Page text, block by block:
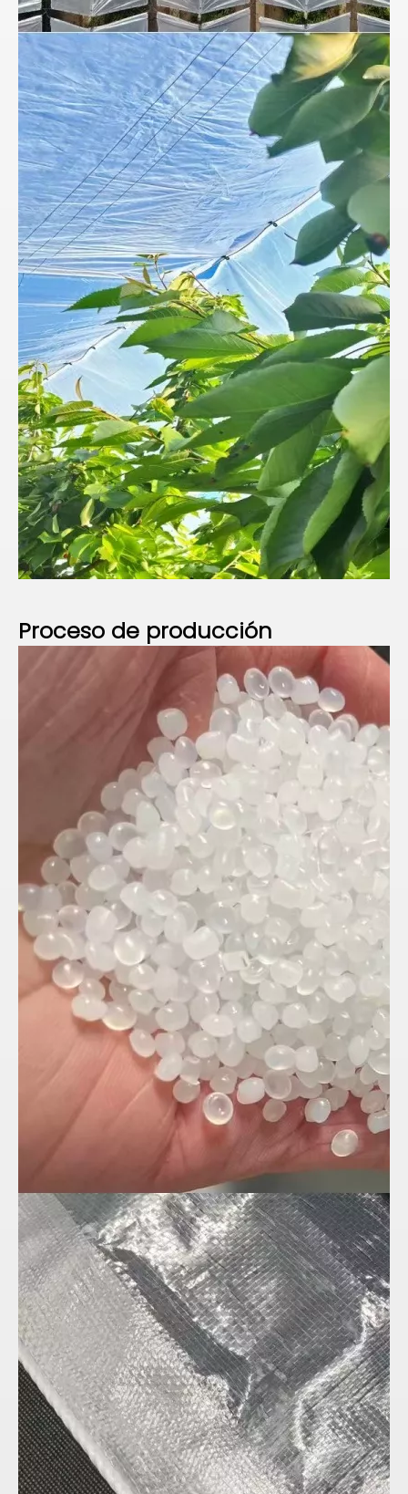
Proceso de producción